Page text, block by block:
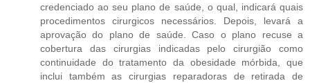
credenciado ao seu plano de saúde, o qual, indicará quais
procedimentos cirurgicos necessários. Depois, levará a
aprovação do plano de saúde. Caso o plano recuse a
cobertura das cirurgias indicadas pelo cirurgião como
continuidade do tratamento da obesidade mórbida, que
inclui também as cirurgias reparadoras de retirada de